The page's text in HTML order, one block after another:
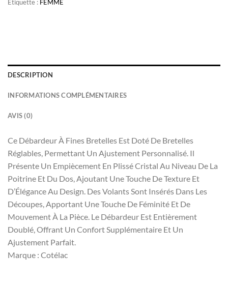
Étiquette : FEMME
DESCRIPTION
INFORMATIONS COMPLÉMENTAIRES
AVIS (0)
Ce Débardeur À Fines Bretelles Est Doté De Bretelles
Réglables, Permettant Un Ajustement Personnalisé. Il
Présente Un Empiècement En Plissé Cristal Au Niveau De La
Poitrine Et Du Dos, Ajoutant Une Touche De Texture Et
D’Élégance Au Design. Des Volants Sont Insérés Dans Les
Découpes, Apportant Une Touche De Féminité Et De
Mouvement À La Pièce. Le Débardeur Est Entièrement
Doublé, Offrant Un Confort Supplémentaire Et Un
Ajustement Parfait.
Marque : Cotélac